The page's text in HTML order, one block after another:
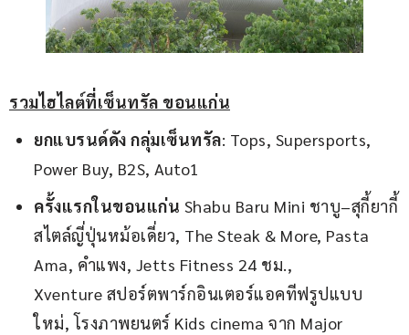
รวมไฮไลต์ที่เซ็นทรัล ขอนแก่น
ยกแบรนด์ดัง กลุ่มเซ็นทรัล: Tops, Supersports,
Power Buy, B2S, Auto1
ครั้งแรกในขอนแก่น Shabu Baru Mini ชาบู–สุกี้ยากี้
สไตล์ญี่ปุ่นหม้อเดี่ยว, The Steak & More, Pasta
Ama, คำแพง, Jetts Fitness 24 ชม.,
Xventure สปอร์ตพาร์กอินเตอร์แอคทีฟรูปแบบ
ใหม่, โรงภาพยนตร์ Kids cinema จาก Major